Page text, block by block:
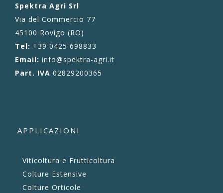
Spektra Agri Srl
Via del Commercio 77
45100 Rovigo (RO)
Tel: +39 0425 698833
Email: info@spektra-agri.it
Part. IVA 02829200365
APPLICAZIONI
Viticoltura e Frutticoltura
Colture Estensive
Colture Orticole